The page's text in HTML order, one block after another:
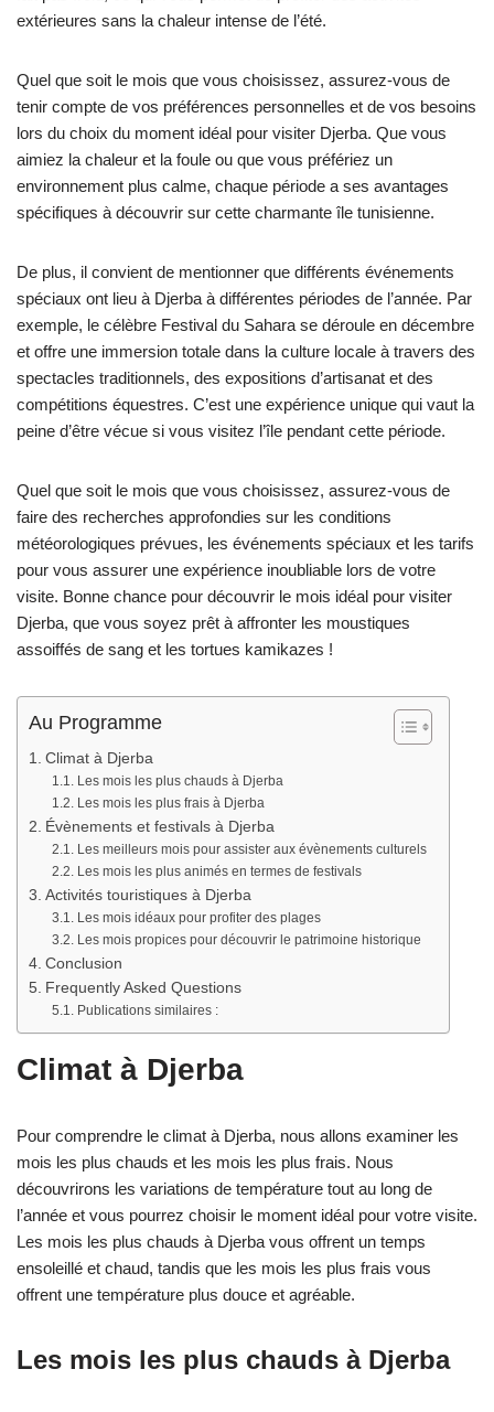
extérieures sans la chaleur intense de l’été.
Quel que soit le mois que vous choisissez, assurez-vous de
tenir compte de vos préférences personnelles et de vos besoins
lors du choix du moment idéal pour visiter Djerba. Que vous
aimiez la chaleur et la foule ou que vous préfériez un
environnement plus calme, chaque période a ses avantages
spécifiques à découvrir sur cette charmante île tunisienne.
De plus, il convient de mentionner que différents événements
spéciaux ont lieu à Djerba à différentes périodes de l’année. Par
exemple, le célèbre Festival du Sahara se déroule en décembre
et offre une immersion totale dans la culture locale à travers des
spectacles traditionnels, des expositions d’artisanat et des
compétitions équestres. C’est une expérience unique qui vaut la
peine d’être vécue si vous visitez l’île pendant cette période.
Quel que soit le mois que vous choisissez, assurez-vous de
faire des recherches approfondies sur les conditions
météorologiques prévues, les événements spéciaux et les tarifs
pour vous assurer une expérience inoubliable lors de votre
visite. Bonne chance pour découvrir le mois idéal pour visiter
Djerba, que vous soyez prêt à affronter les moustiques
assoiffés de sang et les tortues kamikazes !
Au Programme
Climat à Djerba
Les mois les plus chauds à Djerba
Les mois les plus frais à Djerba
Évènements et festivals à Djerba
Les meilleurs mois pour assister aux évènements culturels
Les mois les plus animés en termes de festivals
Activités touristiques à Djerba
Les mois idéaux pour profiter des plages
Les mois propices pour découvrir le patrimoine historique
Conclusion
Frequently Asked Questions
Publications similaires :
Climat à Djerba
Pour comprendre le climat à Djerba, nous allons examiner les
mois les plus chauds et les mois les plus frais. Nous
découvrirons les variations de température tout au long de
l’année et vous pourrez choisir le moment idéal pour votre visite.
Les mois les plus chauds à Djerba vous offrent un temps
ensoleillé et chaud, tandis que les mois les plus frais vous
offrent une température plus douce et agréable.
Les mois les plus chauds à Djerba